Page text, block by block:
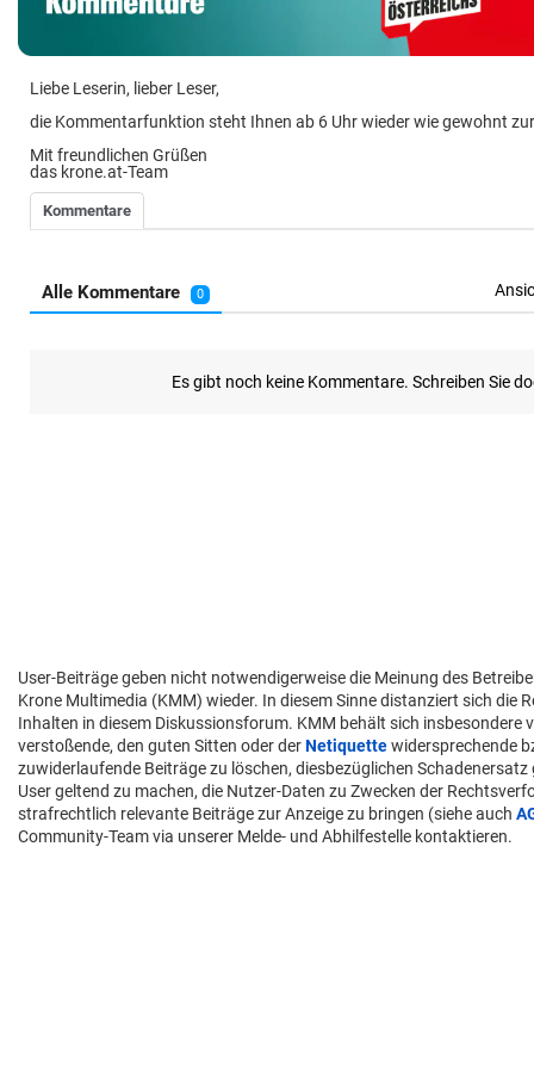
Liebe Leserin, lieber Leser,
die Kommentarfunktion steht Ihnen ab 6 Uhr wieder wie gewohnt
Mit freundlichen Grüßen
das krone.at-Team
User-Beiträge geben nicht notwendigerweise die Meinung des
Krone Multimedia (KMM) wieder. In diesem Sinne distanziert sich die
Inhalten in diesem Diskussionsforum. KMM behält sich insbesondere
verstoßende, den guten Sitten oder derNetiquettewidersprechende
zuwiderlaufende Beiträge zu löschen, diesbezüglichen
User geltend zu machen, die Nutzer-Daten zu Zwecken der
strafrechtlich relevante Beiträge zur Anzeige zu bringen (siehe auch
Community-Team via unserer Melde- und Abhilfestelle kontaktieren.